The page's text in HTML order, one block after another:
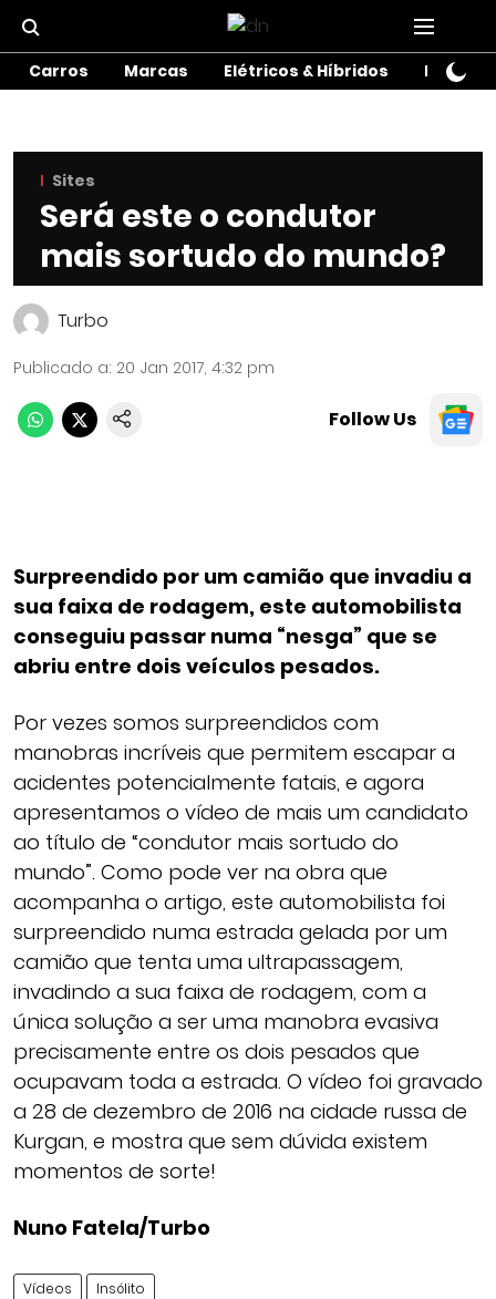
Carros Marcas Elétricos & Híbridos Motos
Sites
Será este o condutor
mais sortudo do mundo?
Turbo
Publicado a: 20 Jan 2017, 4:32 pm
Follow Us
Surpreendido por um camião que invadiu a
sua faixa de rodagem, este automobilista
conseguiu passar numa “nesga” que se
abriu entre dois veículos pesados.
Por vezes somos surpreendidos com
manobras incríveis que permitem escapar a
acidentes potencialmente fatais, e agora
apresentamos o vídeo de mais um candidato
ao título de “condutor mais sortudo do
mundo”. Como pode ver na obra que
acompanha o artigo, este automobilista foi
surpreendido numa estrada gelada por um
camião que tenta uma ultrapassagem,
invadindo a sua faixa de rodagem, com a
única solução a ser uma manobra evasiva
precisamente entre os dois pesados que
ocupavam toda a estrada. O vídeo foi gravado
a 28 de dezembro de 2016 na cidade russa de
Kurgan, e mostra que sem dúvida existem
momentos de sorte!
Nuno Fatela/Turbo
Vídeos Insólito